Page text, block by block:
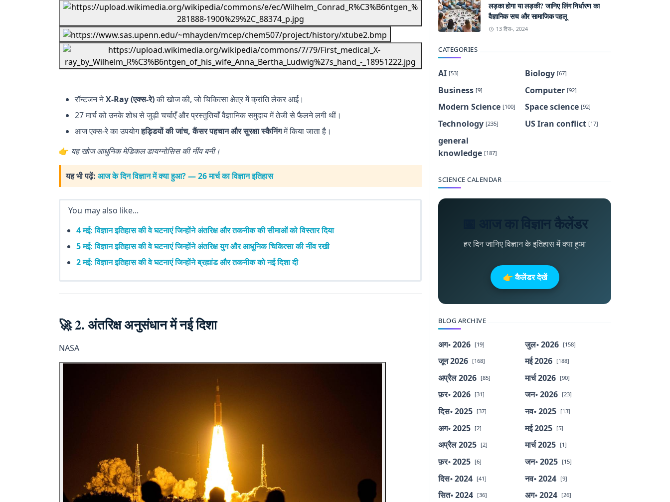
रॉन्टजन नेX-Ray (एक्स-रे)की खोज की, जो चिकित्सा क्षेत्र में क्रांति लेकर आई।
27 मार्च को उनके शोध से जुड़ी चर्चाएँ और प्रस्तुतियाँ वैज्ञानिक समुदाय में तेजी से फैलने लगी थीं।
आज एक्स-रे का उपयोगहड्डियों की जांच, कैंसर पहचान और सुरक्षा स्कैनिंगमें किया जाता है।
👉 यह खोज आधुनिक मेडिकल डायग्नोसिस की नींव बनी।
यह भी पढ़ें: आज के दिन विज्ञान में क्या हुआ? — 26 मार्च का विज्ञान इतिहास
You may also like...
4 मई: विज्ञान इतिहास की वे घटनाएं जिन्होंने अंतरिक्ष और तकनीक की सीमाओं को विस्तार दिया
5 मई: विज्ञान इतिहास की वे घटनाएं जिन्होंने अंतरिक्ष युग और आधुनिक चिकित्सा की नींव रखी
2 मई: विज्ञान इतिहास की वे घटनाएं जिन्होंने ब्रह्मांड और तकनीक को नई दिशा दी
🚀 2. अंतरिक्ष अनुसंधान में नई दिशा
NASA
लड़का होगा या लड़की? जानिए लिंग निर्धारण का
वैज्ञानिक सच और सामाजिक पहलू
13 दिस॰, 2024
CATEGORIES
AI [53] Biology [67]
Business [9] Computer [92]
Modern Science [100] Space science [92]
Technology [235] US Iran conflict [17]
general
knowledge [187]
SCIENCE CALENDAR
📅 आज का विज्ञान कैलेंडर
हर दिन जानिए विज्ञान के इतिहास में क्या हुआ
👉 कैलेंडर देखें
BLOG ARCHIVE
अग॰ 2026 [19] जुल॰ 2026 [158]
जून 2026 [168] मई 2026 [188]
अप्रैल 2026 [85] मार्च 2026 [90]
फ़र॰ 2026 [31] जन॰ 2026 [23]
दिस॰ 2025 [37] नव॰ 2025 [13]
अग॰ 2025 [2] मई 2025 [5]
अप्रैल 2025 [2] मार्च 2025 [1]
फ़र॰ 2025 [6] जन॰ 2025 [15]
दिस॰ 2024 [41] नव॰ 2024 [9]
सित॰ 2024 [36] अग॰ 2024 [26]